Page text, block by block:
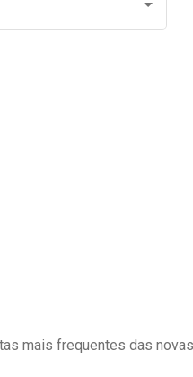
mais frequentes das